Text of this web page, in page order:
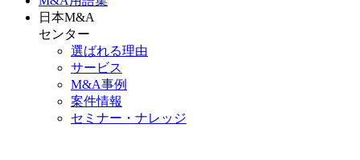
日本M&A
センター
選ばれる理由
サービス
M&A事例
案件情報
セミナー・ナレッジ